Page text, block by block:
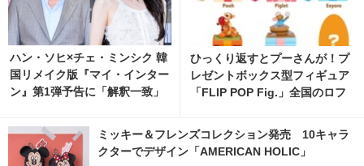
ハン・ソヒ×チェ・ミンシク 韓
国リメイク版『マイ・インター
ン』第1弾予告に「解釈一致」
ひっくり返すとプーさんが！プ
レゼントボックス型フィギュア
「FLIP POP Fig.」全国のロフ
の写真・画像 | cinemacafe.ne
t
ミッキー＆フレンズコレクション発売 10キャラ
クターでデザイン「AMERICAN HOLIC」